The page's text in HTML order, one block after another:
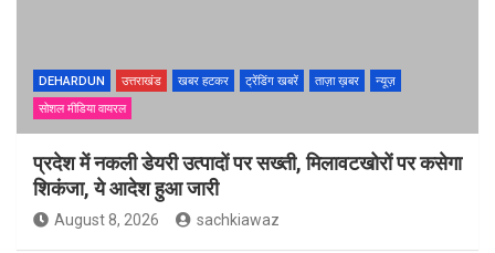
DEHARDUN उत्तराखंड खबर हटकर ट्रेंडिंग खबरें ताज़ा ख़बर
न्यूज़
सोशल मीडिया वायरल
प्रदेश में नकली डेयरी उत्पादों पर सख्ती, मिलावटखोरों पर कसेगा
शिकंजा, ये आदेश हुआ जारी
August 8, 2026 sachkiawaz